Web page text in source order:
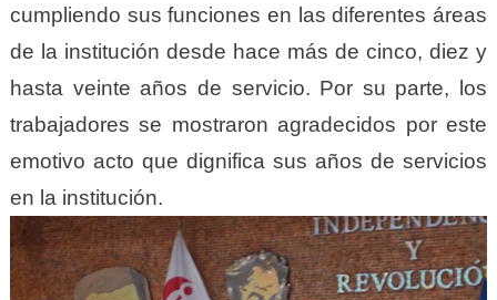
cumpliendo sus funciones en las diferentes áreas
de la institución desde hace más de cinco, diez y
hasta veinte años de servicio. Por su parte, los
trabajadores se mostraron agradecidos por este
emotivo acto que dignifica sus años de servicios
en la institución.